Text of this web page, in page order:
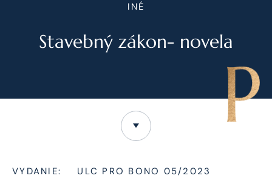
INÉ
Stavebný zákon- novela
VYDANIE: ULC PRO BONO 05/2023